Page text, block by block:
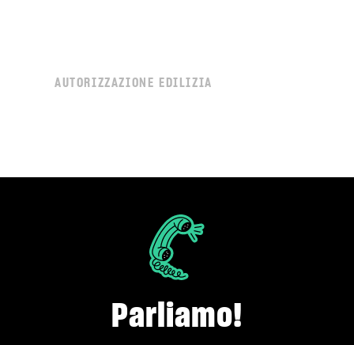
AUTORIZZAZIONE EDILIZIA
Parliamo!